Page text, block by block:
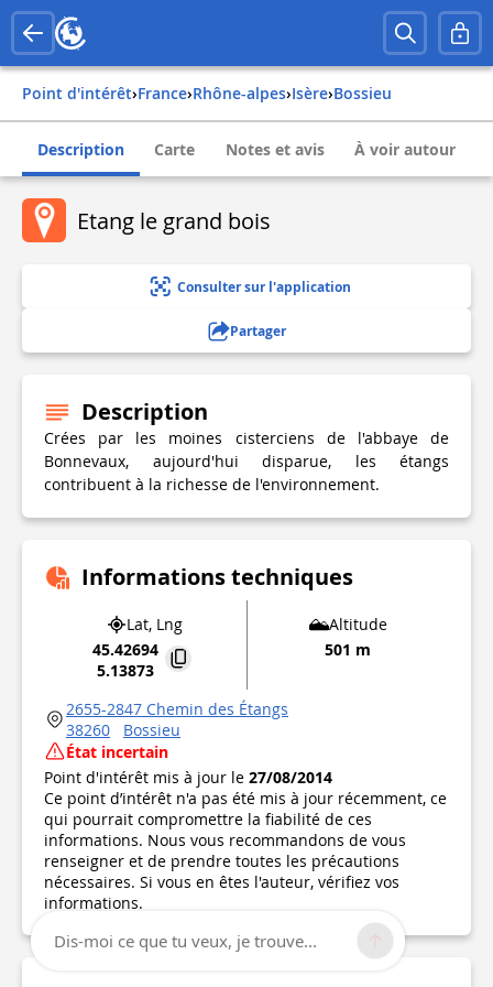
Point d'intérêt› france› rhône-alpes› isère› bossieu
Description Carte Notes et avis À voir autour
Etang le grand bois
Consulter sur l'application
Partager
Description
Crées par les moines cisterciens de l'abbaye de
Bonnevaux, aujourd'hui disparue, les étangs
contribuent à la richesse de l'environnement.
Informations techniques
Lat, Lng
45.42694
5.13873
Altitude
501 m
2655-2847 Chemin des Étangs
38260
Bossieu
État incertain
Point d'intérêt mis à jour le 27/08/2014
Ce point d’intérêt n'a pas été mis à jour récemment, ce
qui pourrait compromettre la fiabilité de ces
informations. Nous vous recommandons de vous
renseigner et de prendre toutes les précautions
nécessaires. Si vous en êtes l'auteur, vérifiez vos
informations.
Dis-moi ce que tu veux, je trouve...